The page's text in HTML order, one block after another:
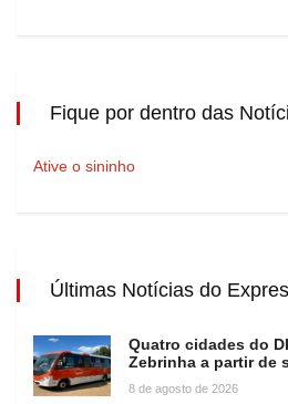
Fique por dentro das
Ative o sininho
Últimas Notícias do
Quatro cidades do
Zebrinha a partir de
8 de agosto de 2026